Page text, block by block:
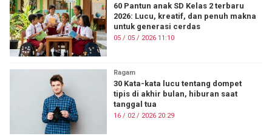
60 Pantun anak SD Kelas 2 terbaru
2026: Lucu, kreatif, dan penuh makna
untuk generasi cerdas
05 / 05 / 2026 11:10
Ragam
30 Kata-kata lucu tentang dompet
tipis di akhir bulan, hiburan saat
tanggal tua
16 / 02 / 2026 20:29